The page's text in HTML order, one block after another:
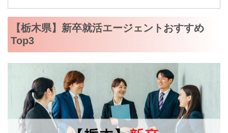
【栃木県】新卒就活エージェントおすすめ
Top3